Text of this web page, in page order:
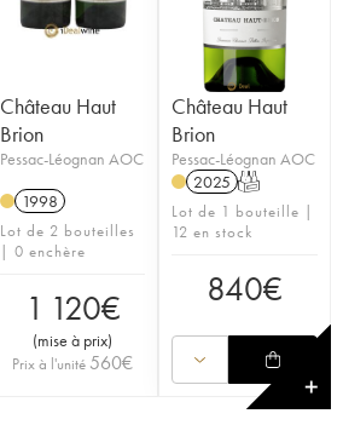
Château Haut
Brion
Pessac-Léognan AOC
1998
Lot de 2 bouteilles
| 0 enchère
1 120€
(mise à prix)
Prix à l'unité 560€
Château Haut
Brion
Pessac-Léognan AOC
2025 T
Lot de 1 bouteille |
12 en stock
840€
✕